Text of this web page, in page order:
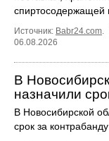
спиртосодержащей
Источник: Babr24.com.
06.08.2026
В
назначили
В Новосибирской
срок за